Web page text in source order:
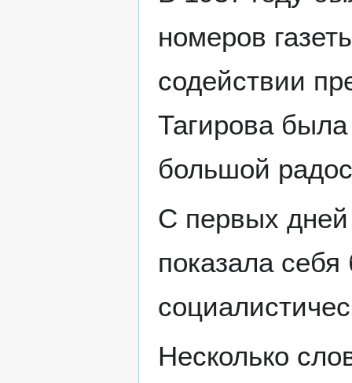
номеров
содействии
Тагирова
большой
С первых дней
показала
Несколько